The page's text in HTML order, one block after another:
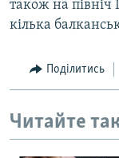
також на північ
кілька
Поділитись
Читайте